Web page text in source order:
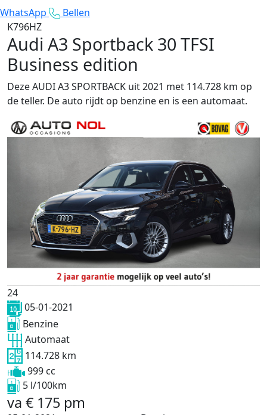
WhatsApp
Bellen
K796HZ
Audi A3 Sportback 30 TFSI
Business edition
Deze AUDI A3 SPORTBACK uit 2021 met 114.728 km op
de teller. De auto rijdt op benzine en is een automaat.
24
05-01-2021
Benzine
Automaat
114.728 km
999 cc
5 l/100km
va € 175 pm